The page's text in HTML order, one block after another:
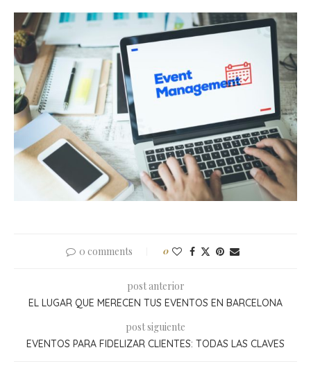
0 comments 0
post anterior
EL LUGAR QUE MERECEN TUS EVENTOS EN BARCELONA
post siguiente
EVENTOS PARA FIDELIZAR CLIENTES: TODAS LAS CLAVES